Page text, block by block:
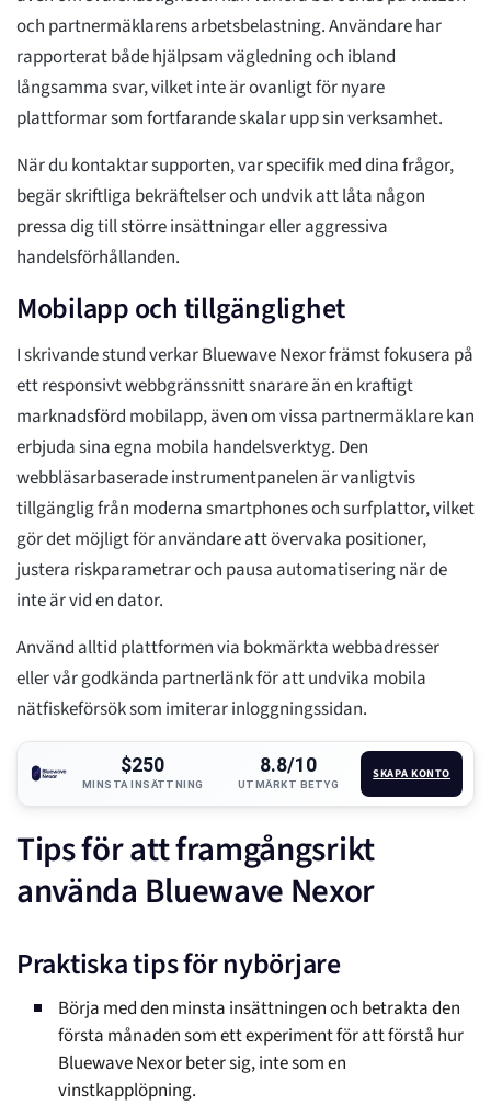
och partnermäklarens arbetsbelastning. Användare har
rapporterat både hjälpsam vägledning och ibland
långsamma svar, vilket inte är ovanligt för nyare
plattformar som fortfarande skalar upp sin verksamhet.
När du kontaktar supporten, var specifik med dina frågor,
begär skriftliga bekräftelser och undvik att låta någon
pressa dig till större insättningar eller aggressiva
handelsförhållanden.
Mobilapp och tillgänglighet
I skrivande stund verkar Bluewave Nexor främst fokusera på
ett responsivt webbgränssnitt snarare än en kraftigt
marknadsförd mobilapp, även om vissa partnermäklare kan
erbjuda sina egna mobila handelsverktyg. Den
webbläsarbaserade instrumentpanelen är vanligtvis
tillgänglig från moderna smartphones och surfplattor, vilket
gör det möjligt för användare att övervaka positioner,
justera riskparametrar och pausa automatisering när de
inte är vid en dator.
Använd alltid plattformen via bokmärkta webbadresser
eller vår godkända partnerlänk för att undvika mobila
nätfiskeförsök som imiterar inloggningssidan.
$250
MINSTA INSÄTTNING
8.8/10
UTMÄRKT BETYG
SKAPA KONTO
Tips för att framgångsrikt
använda Bluewave Nexor
Praktiska tips för nybörjare
Börja med den minsta insättningen och betrakta den
första månaden som ett experiment för att förstå hur
Bluewave Nexor beter sig, inte som en
vinstkapplöpning.